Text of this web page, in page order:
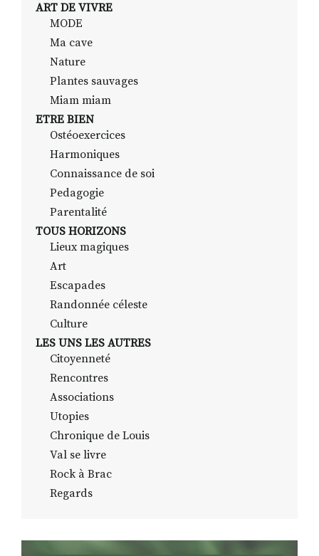
ART DE VIVRE
MODE
Ma cave
Nature
Plantes sauvages
Miam miam
ETRE BIEN
Ostéoexercices
Harmoniques
Connaissance de soi
Pedagogie
Parentalité
TOUS HORIZONS
Lieux magiques
Art
Escapades
Randonnée céleste
Culture
LES UNS LES AUTRES
Citoyenneté
Rencontres
Associations
Utopies
Chronique de Louis
Val se livre
Rock à Brac
Regards